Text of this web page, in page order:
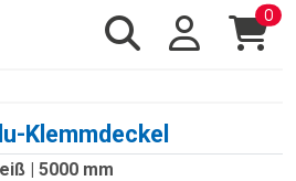
0
Klemmdeckel
| 5000 mm